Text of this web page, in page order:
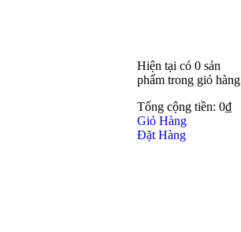
Hiện tại có 0 sản
phẩm trong giỏ hàng
Tổng cộng tiền: 0₫
Giỏ Hàng
Đặt Hàng